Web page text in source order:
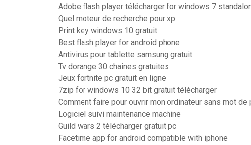
Adobe flash player télécharger for windows 7
Quel moteur de recherche pour xp
Print key windows 10 gratuit
Best flash player for android phone
Antivirus pour tablette samsung gratuit
Tv dorange 30 chaines gratuites
Jeux fortnite pc gratuit en ligne
7zip for windows 10 32 bit gratuit télécharger
Comment faire pour ouvrir mon ordinateur sans mot de
Logiciel suivi maintenance machine
Guild wars 2 télécharger gratuit pc
Facetime app for android compatible with iphone